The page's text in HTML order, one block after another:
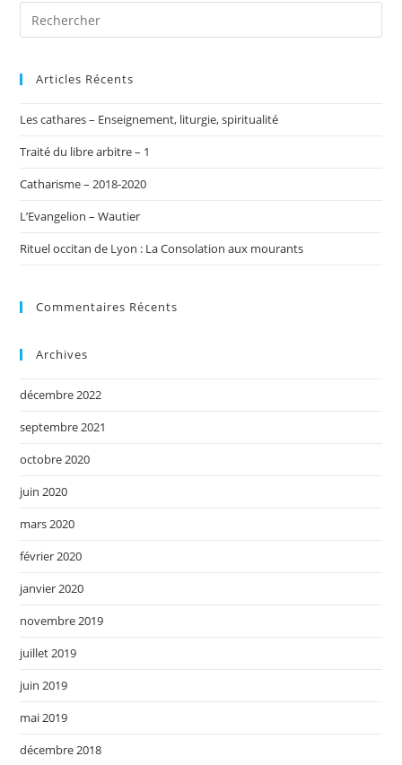
Chrétiens
Articles Récents
Les cathares – Enseignement, liturgie, spiritualité
Traité du libre arbitre – 1
Catharisme – 2018-2020
L’Evangelion – Wautier
Rituel occitan de Lyon : La Consolation aux mourants
Commentaires Récents
Archives
décembre 2022
septembre 2021
octobre 2020
juin 2020
mars 2020
février 2020
janvier 2020
novembre 2019
juillet 2019
juin 2019
mai 2019
décembre 2018